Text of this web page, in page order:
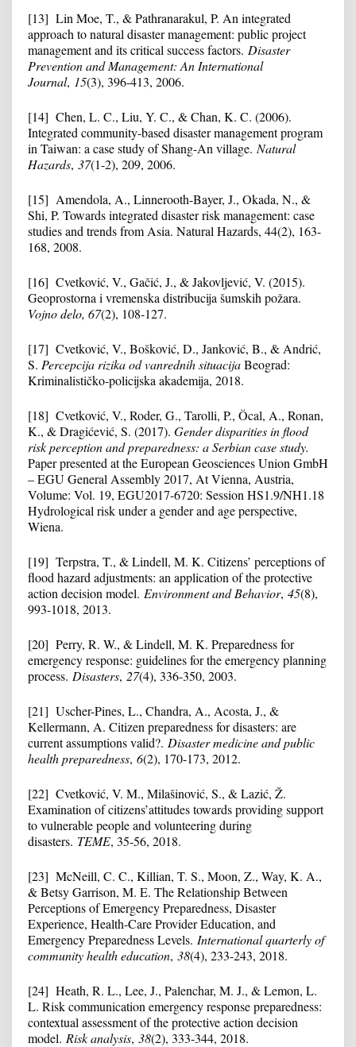
[13] Lin Moe, T., & Pathranarakul, P. An integrated
approach to natural disaster management: public project
management and its critical success factors. Disaster
Prevention and Management: An International
Journal, 15(3), 396-413, 2006.
[14] Chen, L. C., Liu, Y. C., & Chan, K. C. (2006).
Integrated community-based disaster management program
in Taiwan: a case study of Shang-An village. Natural
Hazards, 37(1-2), 209, 2006.
[15] Amendola, A., Linnerooth-Bayer, J., Okada, N., &
Shi, P. Towards integrated disaster risk management: case
studies and trends from Asia. Natural Hazards, 44(2), 163-
168, 2008.
[16] Cvetković, V., Gačić, J., & Jakovljević, V. (2015).
Geoprostorna i vremenska distribucija šumskih požara.
Vojno delo, 67(2), 108-127.
[17] Cvetković, V., Bošković, D., Janković, B., & Andrić,
S. Percepcija rizika od vanrednih situacijaBeograd:
Kriminalističko-policijska akademija, 2018.
[18] Cvetković, V., Roder, G., Tarolli, P., Öcal, A., Ronan,
K., & Dragićević, S. (2017). Gender disparities in flood
risk perception and preparedness: a Serbian case study.
Paper presented at the European Geosciences Union GmbH
– EGU General Assembly 2017, At Vienna, Austria,
Volume: Vol. 19, EGU2017-6720: Session HS1.9/NH1.18
Hydrological risk under a gender and age perspective,
Wiena.
[19] Terpstra, T., & Lindell, M. K. Citizens’ perceptions of
flood hazard adjustments: an application of the protective
action decision model. Environment and Behavior, 45(8),
993-1018, 2013.
[20] Perry, R. W., & Lindell, M. K. Preparedness for
emergency response: guidelines for the emergency planning
process. Disasters, 27(4), 336-350, 2003.
[21] Uscher-Pines, L., Chandra, A., Acosta, J., &
Kellermann, A. Citizen preparedness for disasters: are
current assumptions valid?. Disaster medicine and public
health preparedness, 6(2), 170-173, 2012.
[22] Cvetković, V. M., Milašinović, S., & Lazić, Ž.
Examination of citizens’attitudes towards providing support
to vulnerable people and volunteering during
disasters. TEME, 35-56, 2018.
[23] McNeill, C. C., Killian, T. S., Moon, Z., Way, K. A.,
& Betsy Garrison, M. E. The Relationship Between
Perceptions of Emergency Preparedness, Disaster
Experience, Health-Care Provider Education, and
Emergency Preparedness Levels. International quarterly of
community health education, 38(4), 233-243, 2018.
[24] Heath, R. L., Lee, J., Palenchar, M. J., & Lemon, L.
L. Risk communication emergency response preparedness:
contextual assessment of the protective action decision
model. Risk analysis, 38(2), 333-344, 2018.